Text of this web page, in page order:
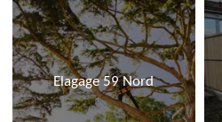
Elagage 59 Nord